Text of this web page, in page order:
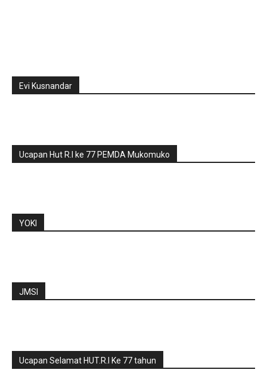
Evi Kusnandar
Ucapan Hut R.I ke 77 PEMDA Mukomuko
YOKI
JMSI
Ucapan Selamat HUT.R.I Ke 77 tahun